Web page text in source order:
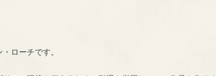
ローチです。